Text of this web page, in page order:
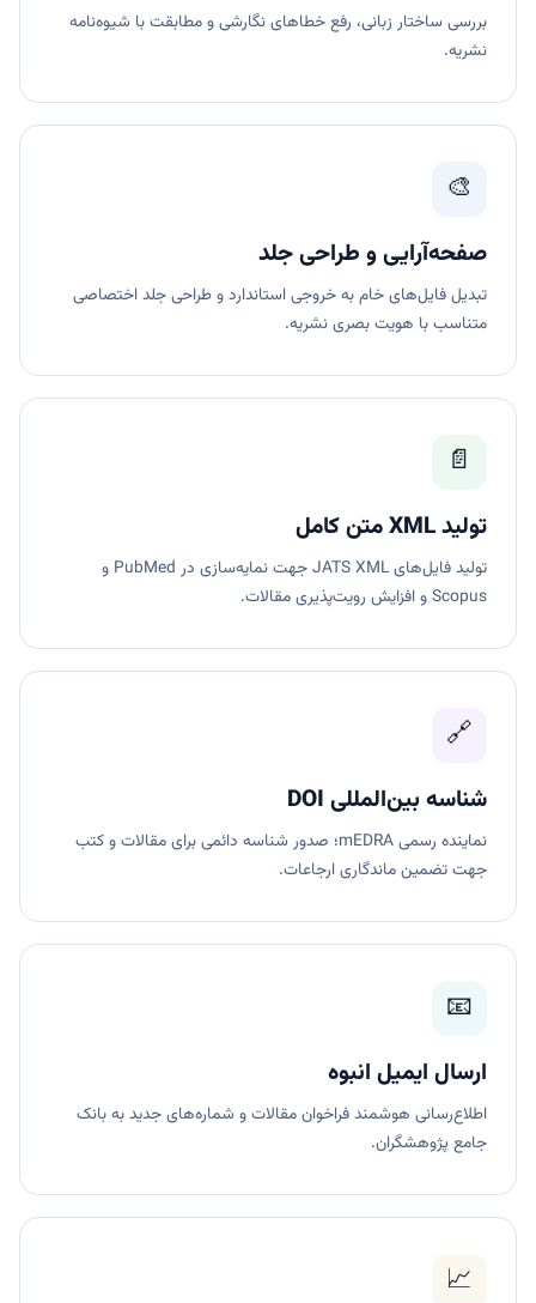
بررسی ساختار زبانی، رفع خطاهای نگارشی و مطابقت با شیوه‌نامه
نشریه.
🎨
صفحه‌آرایی و طراحی جلد
تبدیل فایل‌های خام به خروجی استاندارد و طراحی جلد اختصاصی
متناسب با هویت بصری نشریه.
📄
تولید XML متن کامل
تولید فایل‌های JATS XML جهت نمایه‌سازی در PubMed و
Scopus و افزایش رویت‌پذیری مقالات.
🔗
شناسه بین‌المللی DOI
نماینده رسمی mEDRA؛ صدور شناسه دائمی برای مقالات و کتب
جهت تضمین ماندگاری ارجاعات.
📧
ارسال ایمیل انبوه
اطلاع‌رسانی هوشمند فراخوان مقالات و شماره‌های جدید به بانک
جامع پژوهشگران.
📈